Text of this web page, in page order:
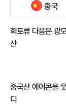
중국
희토류 다음은 광
산
중국산 에어콘을
디